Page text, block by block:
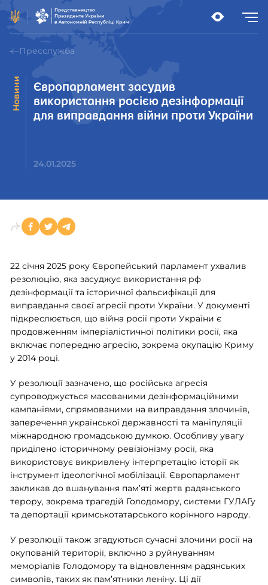
Пресслужба
Новини
Європарламент засудив
використання росією дезінформації
для виправдання війни проти України
24.01.2025
22 січня 2025 року Європейський парламент ухвалив
резолюцію, яка засуджує використання рф
дезінформації та історичної фальсифікації для
виправдання своєї агресії проти України. У документі
підкреслюється, що війна росії проти України є
продовженням імперіалістичної політики росії, яка
включає попередню агресію, зокрема окупацію Криму
у 2014 році.
У резолюції зазначено, що російська агресія
супроводжується масованими дезінформаційними
кампаніями, спрямованими на виправдання злочинів,
заперечення української державності та маніпуляції
міжнародною громадською думкою. Особливу увагу
приділено історичному ревізіонізму росії, яка
використовує викривлену інтерпретацію історії як
інструмент ідеологічної мобілізації. Європарламент
закликав до вшанування пам’яті жертв радянського
терору, зокрема трагедій Голодомору, системи ГУЛАГу
та депортації кримськотатарського корінного народу.
У резолюції також згадуються сучасні злочини росії на
окупованій території, включно з руйнуванням
меморіалів Голодомору та відновленням радянських
символів, таких як пам’ятники леніну. Ці дії